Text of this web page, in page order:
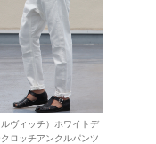
ヴィッチ）ホワイトデ
ロッチアンクルパンツ